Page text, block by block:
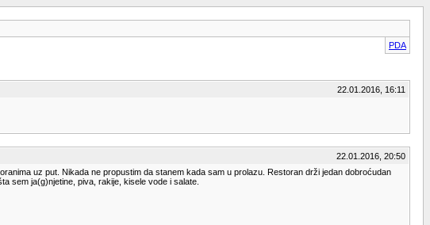
PDA
22.01.2016, 16:11
22.01.2016, 20:50
uz put. Nikada ne propustim da stanem kada sam u prolazu. Restoran drži jedan dobroćudan
sem ja(g)njetine, piva, rakije, kisele vode i salate.